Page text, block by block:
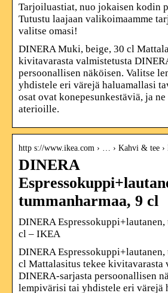
Tarjoiluastiat, nuo jokaisen kodin
Tutustu laajaan valikoimaamme
valitse omasi!
DINERA Muki, beige, 30 cl
kivitavarasta valmistetusta
persoonallisen näköisen. Valitse
yhdistele eri värejä haluamallasi
osat ovat konepesunkestäviä, ja
aterioille.
http s://www.ikea.com › … › Kahvi & tee
DINERA
tummanharmaa, 9 cl
DINERA Espressokuppi+lautanen,
cl – IKEA
DINERA Espressokuppi+lautanen,
cl Mattalasitus tekee kivitavarasta
DINERA-sarjasta persoonallisen
lempivärisi tai yhdistele eri värejä